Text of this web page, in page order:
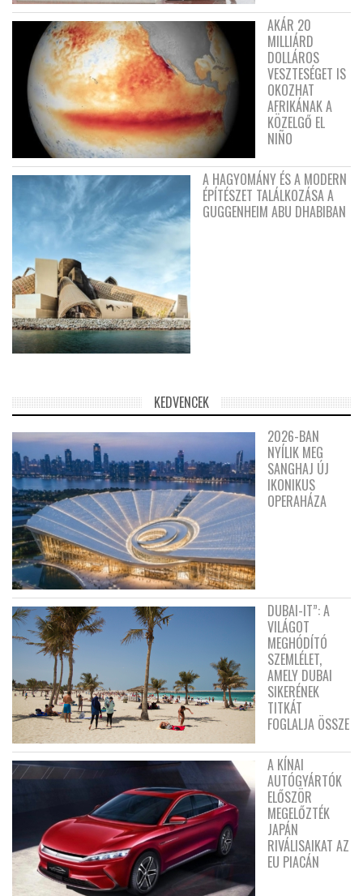
AKÁR 20
MILLIÁRD
DOLLÁROS
VESZTESÉGET IS
OKOZHAT
AFRIKÁNAK A
KÖZELGŐ EL
NIÑO
A HAGYOMÁNY ÉS A MODERN
ÉPÍTÉSZET TALÁLKOZÁSA A
GUGGENHEIM ABU DHABIBAN
KEDVENCEK
2026-BAN
NYÍLIK MEG
SANGHAJ ÚJ
IKONIKUS
OPERAHÁZA
DUBAI-IT”: A
VILÁGOT
MEGHÓDÍTÓ
SZEMLÉLET,
AMELY DUBAI
SIKERÉNEK
TITKÁT
FOGLALJA ÖSSZE
A KÍNAI
AUTÓGYÁRTÓK
ELŐSZÖR
MEGELŐZTÉK
JAPÁN
RIVÁLISAIKAT AZ
EU PIACÁN